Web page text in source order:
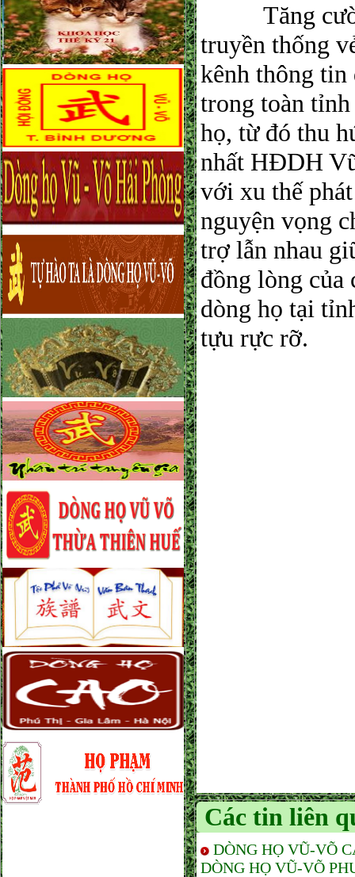
Tăng
truyền thống
kênh thông tin
trong toàn
họ, từ đó thu
nhất HĐDH
với xu thế
nguyện vọng
trợ lẫn nhau
đồng lòng của
dòng họ tại
tựu rực rỡ.
Các tin liên
DÒNG HỌ VŨ-VÕ
DÒNG HỌ VŨ-VÕ